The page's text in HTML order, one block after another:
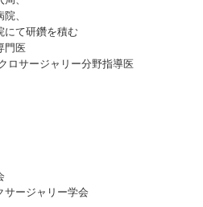
、
にて研鑽を積む
門医
ロサージャリー分野指導医
サージャリー学会